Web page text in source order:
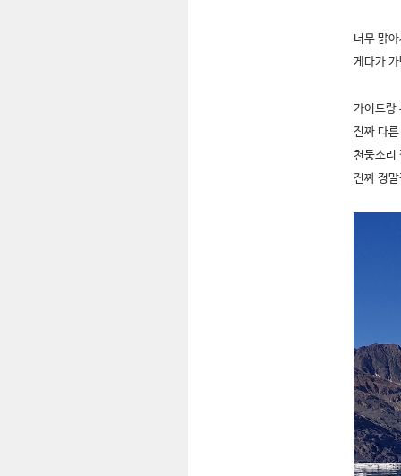
너무 맑
게다가
가이드랑
진짜 다
천둥소리
진짜 정